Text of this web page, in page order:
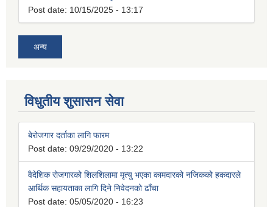
Post date: 10/15/2025 - 13:17
अन्य
विधुतीय शुसासन सेवा
बेरोजगार दर्ताका लागि फारम
Post date: 09/29/2020 - 13:22
वैदेशिक रोजगारको शिलशिलामा मृत्यु भएका कामदारको नजिकको हकदारले
आर्थिक सहायताका लागि दिने निवेदनको ढाँचा
Post date: 05/05/2020 - 16:23